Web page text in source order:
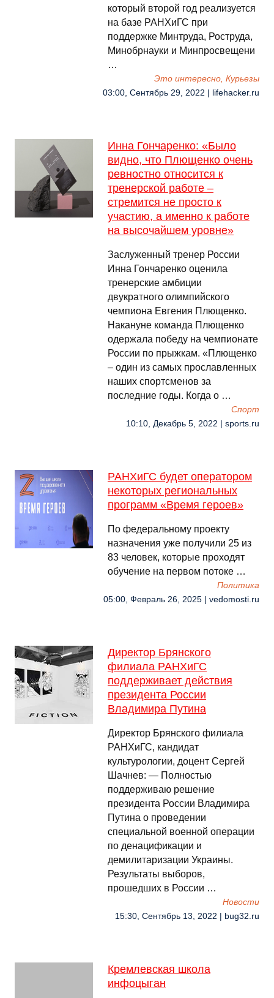
который второй год реализуется
на базе РАНХиГС при
поддержке Минтруда, Роструда,
Минобрнауки и Минпросвещени
…
Это интересно, Курьезы
03:00, Сентябрь 29, 2022 | lifehacker.ru
Инна Гончаренко: «Было
видно, что Плющенко очень
ревностно относится к
тренерской работе –
стремится не просто к
участию, а именно к работе
на высочайшем уровне»
Заслуженный тренер России
Инна Гончаренко оценила
тренерские амбиции
двукратного олимпийского
чемпиона Евгения Плющенко.
Накануне команда Плющенко
одержала победу на чемпионате
России по прыжкам. «Плющенко
– один из самых прославленных
наших спортсменов за
последние годы. Когда о …
Спорт
10:10, Декабрь 5, 2022 | sports.ru
РАНХиГС будет оператором
некоторых региональных
программ «Время героев»
По федеральному проекту
назначения уже получили 25 из
83 человек, которые проходят
обучение на первом потоке …
Политика
05:00, Февраль 26, 2025 | vedomosti.ru
Директор Брянского
филиала РАНХиГС
поддерживает действия
президента России
Владимира Путина
Директор Брянского филиала
РАНХиГС, кандидат
культурологии, доцент Сергей
Шачнев: — Полностью
поддерживаю решение
президента России Владимира
Путина о проведении
специальной военной операции
по денацификации и
демилитаризации Украины.
Результаты выборов,
прошедших в России …
Новости
15:30, Сентябрь 13, 2022 | bug32.ru
Кремлевская школа
инфоцыган